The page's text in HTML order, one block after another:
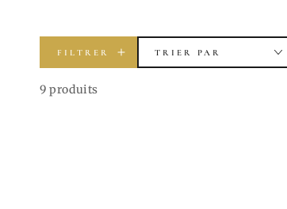
FILTRER TRIER PAR
9 produits